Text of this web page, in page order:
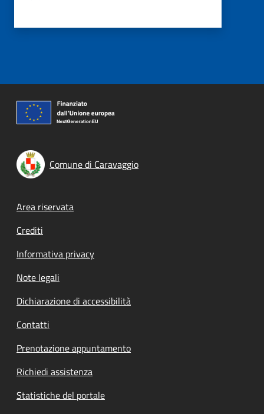
Comune di Caravaggio
Footer menu
Area riservata
Crediti
Informativa privacy
Note legali
Dichiarazione di accessibilità
Contatti
Prenotazione appuntamento
Richiedi assistenza
Statistiche del portale